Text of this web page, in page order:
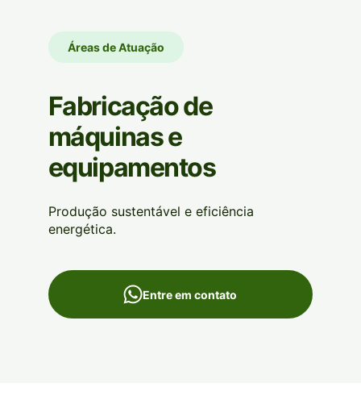
Áreas de Atuação
Fabricação de
máquinas e
equipamentos
Produção sustentável e eficiência
energética.
Entre em contato